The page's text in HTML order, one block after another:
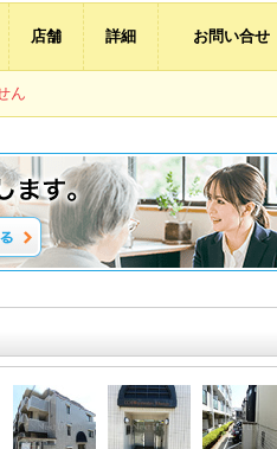
店舗 詳細 お問い合せ
ん